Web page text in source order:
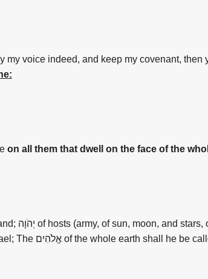
my voice indeed, and keep my covenant, then
:
on all them that dwell on the face of the
thine husband; יְהֹוָה of hosts (army, of sun, moon, and stars,
Redeemer the Holy One of Israel; The אֱלֹהִים of the whole earth shall he be